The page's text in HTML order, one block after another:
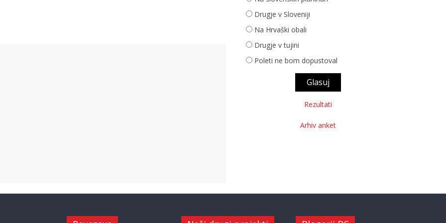
Drugje v Sloveniji
Na Hrvaški obali
Drugje v tujini
Poleti ne bom dopustoval
Rezultati
Arhiv anket